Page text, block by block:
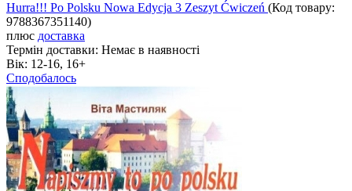
Hurra!!! Po Polsku Nowa Edycja 3 Zeszyt Ćwiczeń (Код товару:
9788367351140)
плюс доставка
Термін доставки: Немає в наявності
Вік: 12-16, 16+
Сподобалось